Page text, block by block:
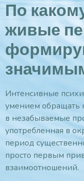
По
живые
Интенсивные
умением обращать
в незабываемые
употребленная в
период
просто первым
взаимоотношений.